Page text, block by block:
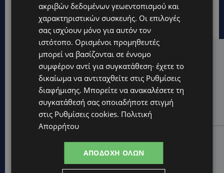
Hot this week
UPDATES
ΜΑΡΙΑ ΜΑΡΚΟΥ «ΠΙΚΚΟΥΑ: Τον κατέγραψε η κάμερα να
μπαίνει στο σπίτι της –Έλειπε στο εξωτερικό
εκπροσωπώντας την Κύπρο: «Αύριο μπορεί να είναι
κάποιος που...
ΑΠΟ ΤΗΝ ΚΥΠΡΟ ΣΤΟ ΛΟΝΔΙΝΟ ΚΑΙ ΤΟ ΕΔΙΜΒΟΥΡΓΟ: Η
Στέλλα Παπά γράφει τη δική της σελίδα στη διεθνή
εικαστική σκηνή
ακριβών δεδομένων γεωεντοπισμού και
χαρακτηριστικών συσκευής. Οι επιλογές
σας ισχύουν μόνο για αυτόν τον
ιστότοπο. Ορισμένοι προμηθευτές
μπορεί να βασίζονται σε έννομο
συμφέρον αντί για συγκατάθεση· έχετε το
δικαίωμα να αντιταχθείτε στις Ρυθμίσεις
διαφήμισης. Μπορείτε να ανακαλέσετε τη
συγκατάθεσή σας οποιαδήποτε στιγμή
στις Ρυθμίσεις cookies. Πολιτική
Απορρήτου
ΑΠΟΔΟΧΉ ΌΛΩΝ